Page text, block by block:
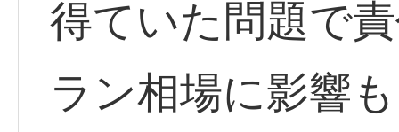
得ていた問題で
ラン相場に影響